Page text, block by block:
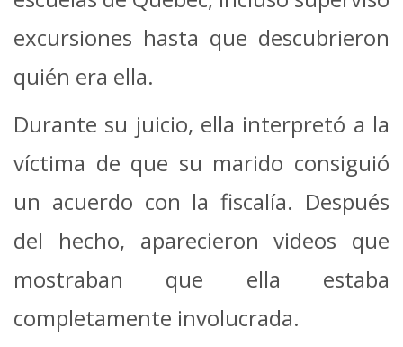
excursiones hasta que descubrieron
quién era ella.
Durante su juicio, ella interpretó a la
víctima de que su marido consiguió
un acuerdo con la fiscalía. Después
del hecho, aparecieron videos que
mostraban que ella estaba
completamente involucrada.